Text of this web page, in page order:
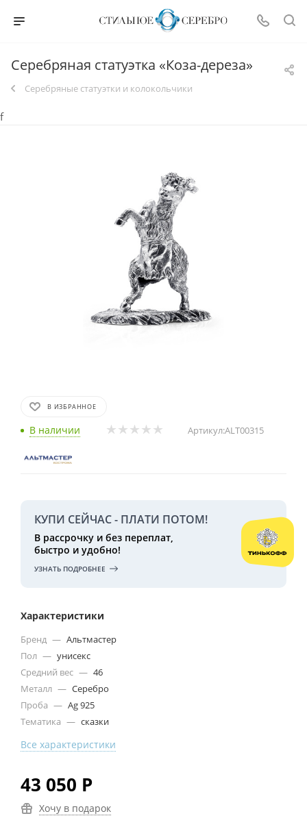
Серебряная статуэтка «Коза-дереза»
Серебряные статуэтки и колокольчики
f
В ИЗБРАННОЕ
В наличии Артикул:ALT00315
КУПИ СЕЙЧАС - ПЛАТИ ПОТОМ!
В рассрочку и без переплат,
быстро и удобно!
УЗНАТЬ ПОДРОБНЕЕ
Характеристики
Бренд — Альтмастер
Пол — унисекс
Средний вес — 46
Металл — Серебро
Проба — Ag 925
Тематика — сказки
Все характеристики
43 050 Р
Хочу в подарок